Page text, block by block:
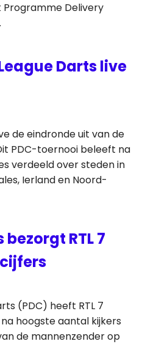
Delivery
Darts live
de eindronde uit van de
PDC-toernooi beleeft na
verdeeld over steden in
Ierland en Noord-
RTL 7
(PDC) heeft RTL 7
hoogste aantal kijkers
de mannenzender op